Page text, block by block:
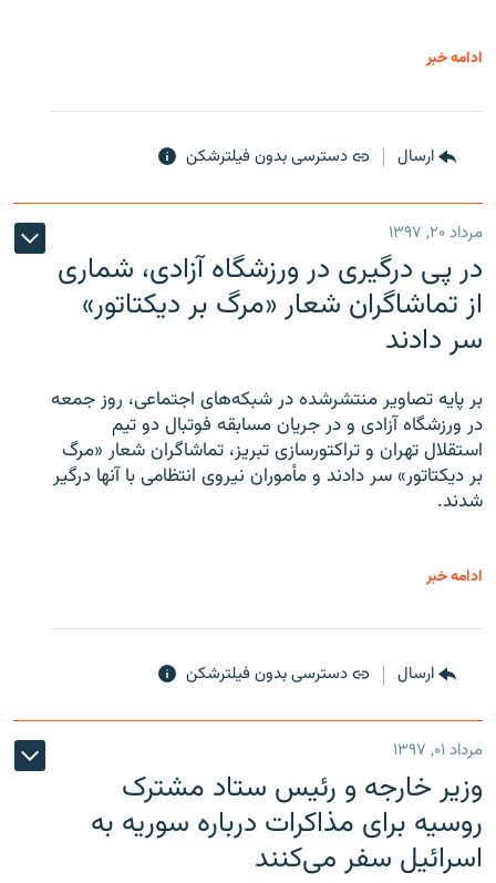
ادامه خبر
ارسال دسترسی بدون فیلترشکن
مرداد ۲۰, ۱۳۹۷
در پی درگیری در ورزشگاه آزادی، شماری
از تماشاگران شعار «مرگ بر دیکتاتور»
سر دادند
بر پایه تصاویر منتشرشده در شبکه‌های اجتماعی، روز جمعه
در ورزشگاه آزادی و در جریان مسابقه فوتبال دو تیم
استقلال تهران و تراکتورسازی تبریز، تماشاگران شعار «مرگ
بر دیکتاتور» سر دادند و مأموران نیروی انتظامی با آنها درگیر
شدند.
ادامه خبر
ارسال دسترسی بدون فیلترشکن
مرداد ۰۱, ۱۳۹۷
وزیر خارجه و رئیس‌ ستاد مشترک
روسیه برای مذاکرات درباره سوریه به
اسرائیل سفر می‌کنند